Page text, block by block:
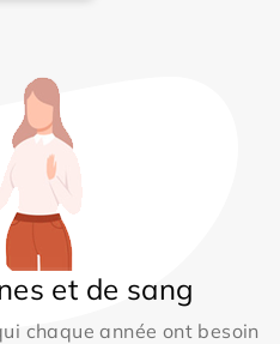
et de sang
chaque année ont besoin